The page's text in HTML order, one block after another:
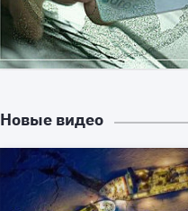
Новые видео